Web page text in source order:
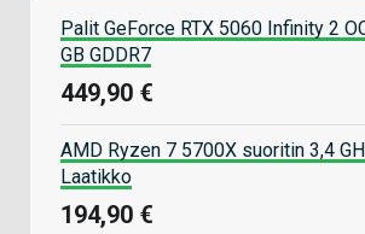
Palit GeForce RTX 5060 Infinity 2
GB GDDR7
449,90 €
AMD Ryzen 7 5700X suoritin 3,4
Laatikko
194,90 €